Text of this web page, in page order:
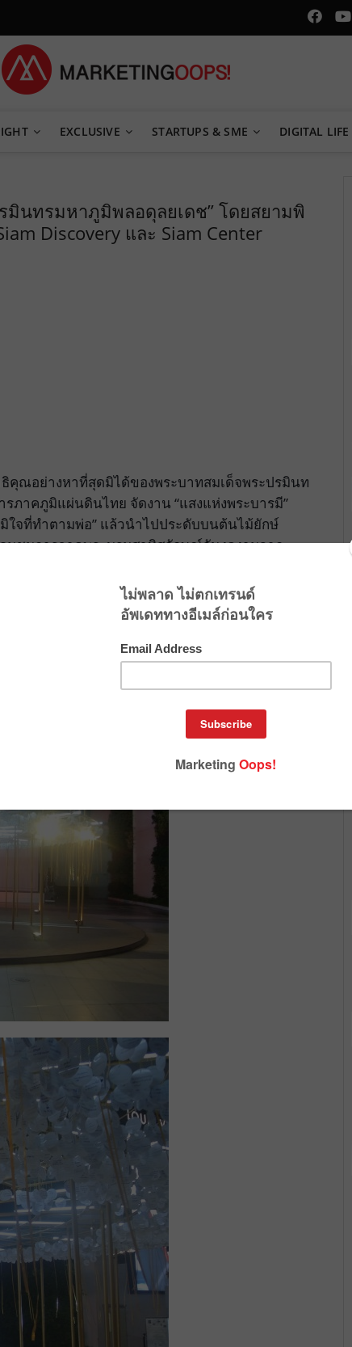
f
b
y
EXCLUSIVE STARTUPS & SME DIGITAL LIFE
มินทรมหาภูมิพลอดุลยเดช” โดยสยามพิ
Discovery และ Siam Center
คุณอย่างหาที่สุดมิได้ของพระบาทสมเด็จพระปรมินท
ภาคภูมิแผ่นดินไทย จัดงาน “แสงแห่งพระบารมี”
จที่ทำตามพ่อ” แล้วนำไปประดับบนต้นไม้ยักษ์
ชมการวาดพระบรมสาทิสลักษณ์อันงดงามจาก
างวันที่ 24 พ.ย. 59 – 8 ม.ค. 60 โดยไม่มีค่าใช้จ่าย
งอ.สุวิทย์ ใจป้อม ซึ่งจัดขึ้นตั้งแต่วันนี้ -12 ธันวาคม